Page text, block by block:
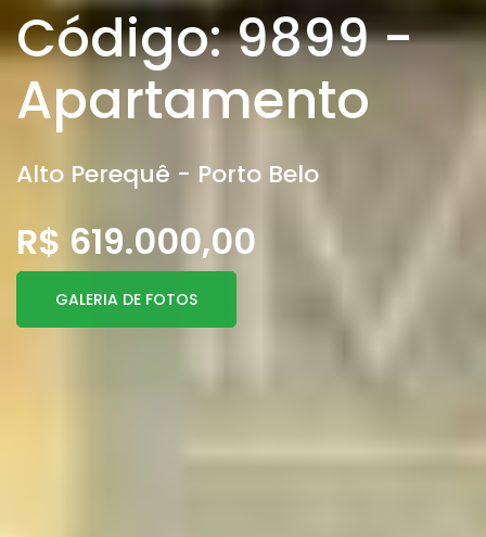
Código: 9899 -
Apartamento
Alto Perequê - Porto Belo
R$ 619.000,00
GALERIA DE FOTOS